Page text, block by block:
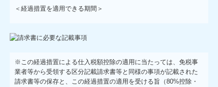
＜経過措置を適用できる期間＞
※この経過措置による仕入税額控除の適用に当たっては、免税事
業者等から受領する区分記載請求書等と同様の事項が記載された
請求書等の保存と、この経過措置の適用を受ける旨（80%控除・